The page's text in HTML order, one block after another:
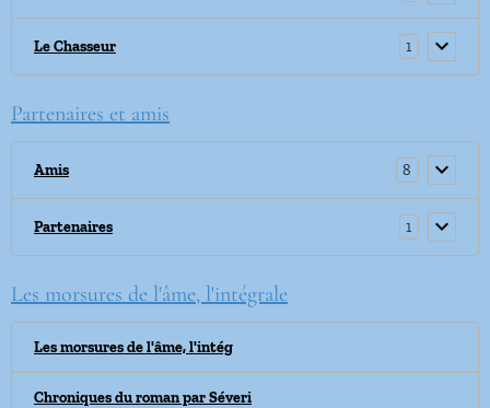
Le Chasseur 1
Partenaires et amis
Amis 8
Partenaires 1
Les morsures de l'âme, l'intégrale
Les morsures de l'âme, l'intég
Chroniques du roman par Séveri